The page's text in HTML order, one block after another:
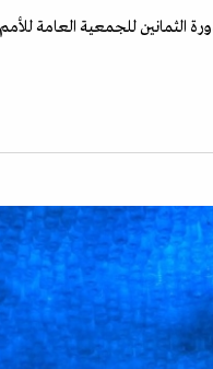
للجمعية العامة للأمم